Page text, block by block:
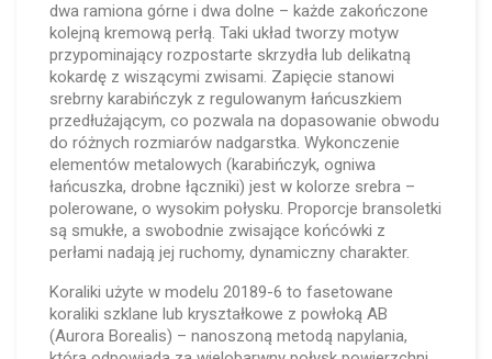
dwa ramiona górne i dwa dolne – każde zakończone
kolejną kremową perłą. Taki układ tworzy motyw
przypominający rozpostarte skrzydła lub delikatną
kokardę z wiszącymi zwisami. Zapięcie stanowi
srebrny karabińczyk z regulowanym łańcuszkiem
przedłużającym, co pozwala na dopasowanie obwodu
do różnych rozmiarów nadgarstka. Wykonczenie
elementów metalowych (karabińczyk, ogniwa
łańcuszka, drobne łączniki) jest w kolorze srebra –
polerowane, o wysokim połysku. Proporcje bransoletki
są smukłe, a swobodnie zwisające końcówki z
perłami nadają jej ruchomy, dynamiczny charakter.
Koraliki użyte w modelu 20189-6 to fasetowane
koraliki szklane lub kryształkowe z powłoką AB
(Aurora Borealis) – nanoszoną metodą napylania,